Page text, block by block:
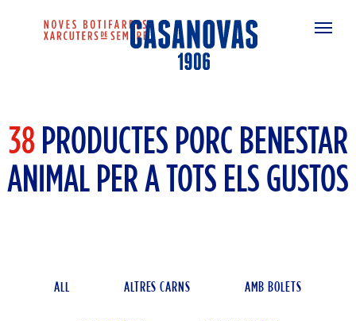
38 PRODUCTES PORC BENESTAR
ANIMAL PER A TOTS ELS GUSTOS
ALL ALTRES CARNS AMB BOLETS